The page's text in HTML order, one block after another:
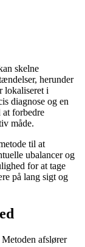
skelne
herunder
lokaliseret i
diagnose og en
at forbedre
måde.
til at
ubalancer og
for at tage
på lang sigt og
Metoden afslører